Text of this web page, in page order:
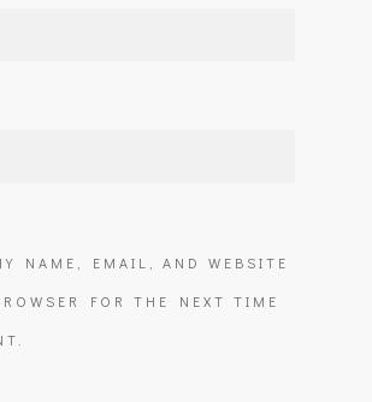
NAME, EMAIL, AND WEBSITE
FOR THE NEXT TIME